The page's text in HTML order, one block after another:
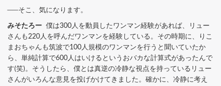
──そこ、気になります。
みそたろー 僕は300人を動員したワンマン経験があれば、リュー
さんも220人を呼んだワンマンを経験している。その時期に、りこ
まおちゃんも筑波で100人規模のワンマンを行うと聞いていたか
ら、単純計算で600人はいけるというおバカな計算式があったんで
す(笑)。そうしたら、僕とは真逆の冷静な視点を持っているリュー
さんがいろんな意見を投げかけてきました。確かに、冷静に考え